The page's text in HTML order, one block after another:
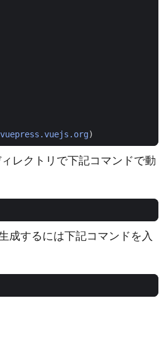
レクトリで下記コマンドで動
成するには下記コマンドを入